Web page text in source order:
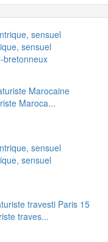
sensuel
bretonneux
Maroca...
sensuel
traves...